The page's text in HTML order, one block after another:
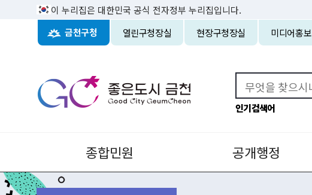
이 누리집은 대한민국 공식 전자정부 누리집입니다.
금천구청 열린구청장실 현장구청장실 미디어홍보
인기검색어
종합민원 공개행정